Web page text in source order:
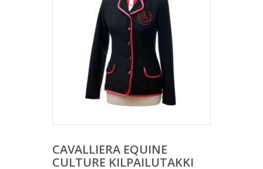
CAVALLIERA EQUINE
CULTURE KILPAILUTAKKI